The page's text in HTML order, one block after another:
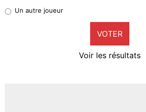
9%
Un autre joueur
VOTER
Voir les résultats